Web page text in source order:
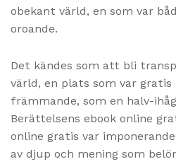
obekant värld, en som var
oroande.
Det kändes som att bli
värld, en plats som var gratis
främmande, som en halv-
Berättelsens ebook online
online gratis var
av djup och mening som